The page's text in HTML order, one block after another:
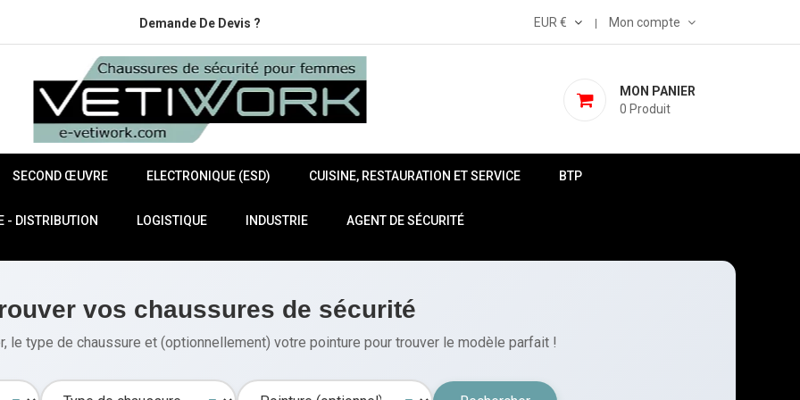
Demande De Devis ? EUR € Mon compte
MON PANIER
0 Produit
SECOND ŒUVRE ELECTRONIQUE (ESD) CUISINE, RESTAURATION ET SERVICE BTP
- DISTRIBUTION LOGISTIQUE INDUSTRIE AGENT DE SÉCURITÉ
vos chaussures de sécurité
le type de chaussure et (optionnellement) votre pointure pour trouver le modèle parfait !